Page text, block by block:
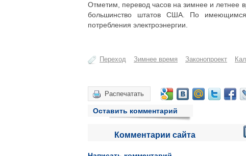
Отметим, перевод часов на зимнее и летнее
большинство штатов США. По
потребления электроэнергии.
Переход Зимнее время Законопроект
Распечатать
Оставить комментарий
Комментарии сайта